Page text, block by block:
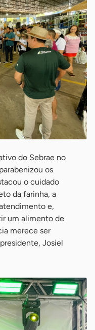
do Sebrae no
os
o cuidado
da farinha, a
e,
um alimento de
merece ser
Josiel